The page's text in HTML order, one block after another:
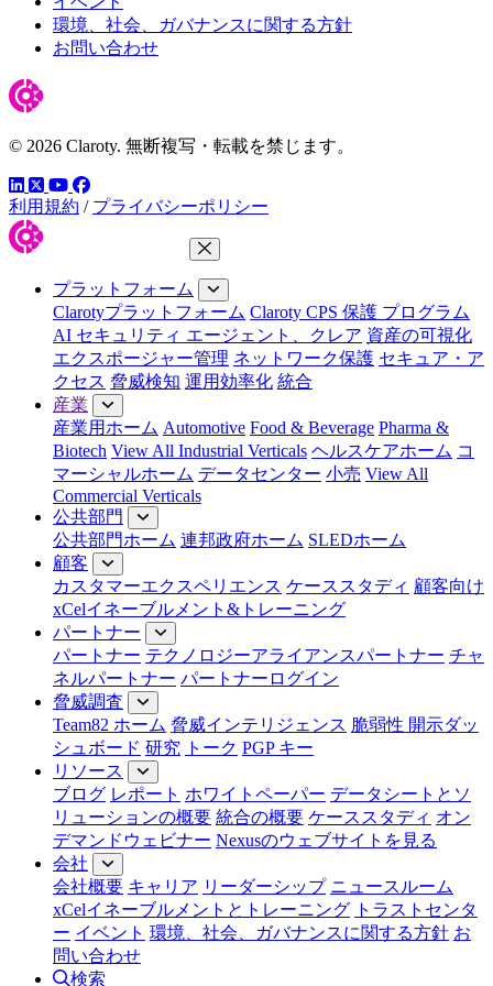
環境、社会、ガバナンスに関する方針
お問い合わせ
© 2026 Claroty. 無断複写・転載を禁じます。
LinkedIn
ツイッター
YouTube
Facebook
利用規約 / プライバシーポリシー
メニューを閉じる
プラットフォーム
Clarotyプラットフォーム Claroty CPS 保護 プログラム
AI セキュリティ エージェント、クレア 資産の可視化
エクスポージャー管理 ネットワーク保護 セキュア・ア
クセス 脅威検知 運用効率化 統合
産業
産業用ホーム Automotive Food & Beverage Pharma &
Biotech View All Industrial Verticals ヘルスケアホーム コ
マーシャルホーム データセンター 小売 View All
Commercial Verticals
公共部門
公共部門ホーム 連邦政府ホーム SLEDホーム
顧客
カスタマーエクスペリエンス ケーススタディ 顧客向け
xCelイネーブルメント&トレーニング
パートナー
パートナー テクノロジーアライアンスパートナー チャ
ネルパートナー パートナーログイン
脅威調査
Team82 ホーム 脅威インテリジェンス 脆弱性 開示ダッ
シュボード 研究 トーク PGP キー
リソース
ブログ レポート ホワイトペーパー データシートとソ
リューションの概要 統合の概要 ケーススタディ オン
デマンドウェビナー Nexusのウェブサイトを見る
会社
会社概要 キャリア リーダーシップ ニュースルーム
xCelイネーブルメントとトレーニング トラストセンタ
ー イベント 環境、社会、ガバナンスに関する方針 お
問い合わせ
検索